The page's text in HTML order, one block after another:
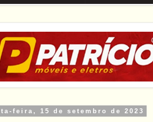
feira, 15 de setembro de 2023